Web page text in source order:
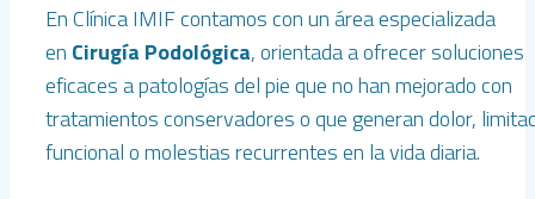
En Clínica IMIF contamos con un área especializada
en Cirugía Podológica, orientada a ofrecer soluciones
eficaces a patologías del pie que no han mejorado con
tratamientos conservadores o que generan dolor,
funcional o molestias recurrentes en la vida diaria.